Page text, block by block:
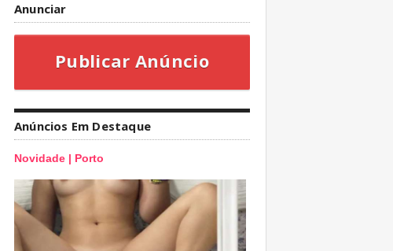
Anunciar
Publicar Anúncio
Anúncios Em Destaque